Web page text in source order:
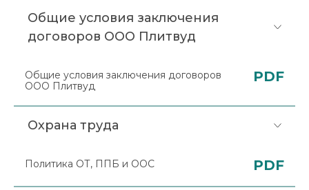
Общие условия заключения
договоров ООО Плитвуд
Общие условия заключения договоров
ООО Плитвуд
PDF
Охрана труда
Политика ОТ, ППБ и ООС PDF